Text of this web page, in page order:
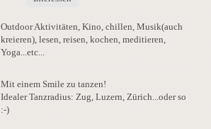
Outdoor Aktivitäten, Kino, chillen, Musik(auch
kreieren), lesen, reisen, kochen, meditieren,
Yoga...etc...
Mit einem Smile zu tanzen!
Idealer Tanzradius: Zug, Luzern, Zürich...oder so
:-)